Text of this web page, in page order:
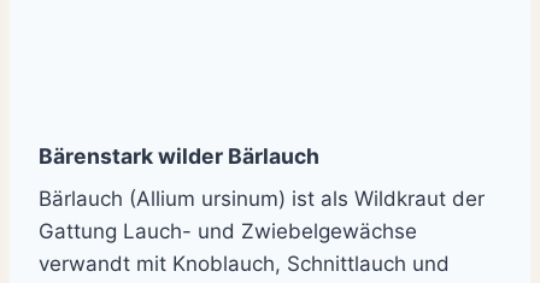
Bärenstark wilder Bärlauch
Bärlauch (Allium ursinum) ist als Wildkraut der
Gattung Lauch- und Zwiebelgewächse
verwandt mit Knoblauch, Schnittlauch und